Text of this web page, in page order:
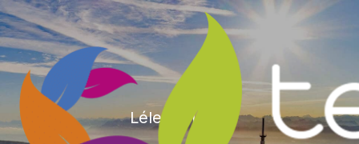
Lélex, 01, Ain